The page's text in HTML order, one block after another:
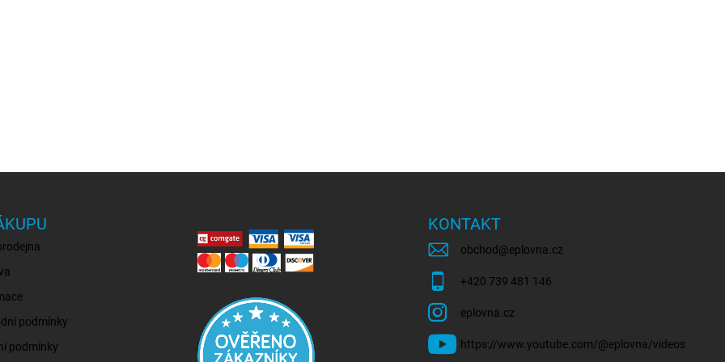
podmínky
podmínky
KONTAKT
obchod @eplovna.cz
+420 739 481 146
eplovna.cz
https://www.youtube.com/@eplovna/videos